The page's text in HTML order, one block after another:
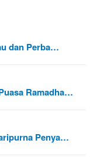
dan Perba…
Ramadha…
Penya…